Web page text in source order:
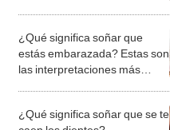
¿Qué significa soñar que
estás embarazada? Estas son
las interpretaciones más
¿Qué significa soñar que se te